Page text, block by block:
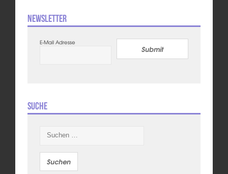
Newsletter
E-Mail Adresse
Submit
Suche
nach: